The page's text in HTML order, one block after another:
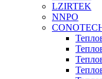
LZIRTEK
NNPO